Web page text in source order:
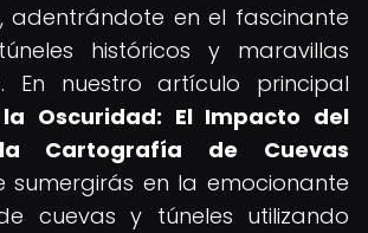
adentrándote en el fascinante
históricos y maravillas
En nuestro artículo principal
Oscuridad: El Impacto del
Cartografía de Cuevas
sumergirás en la emocionante
cuevas y túneles utilizando